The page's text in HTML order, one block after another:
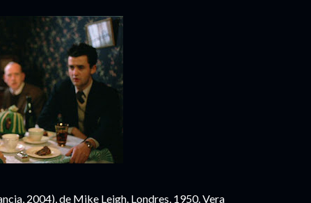
2004), de Mike Leigh. Londres, 1950. Vera